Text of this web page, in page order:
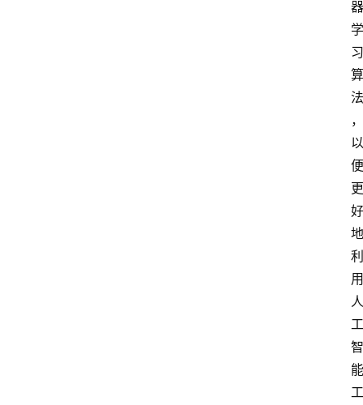
器
学
习
算
法
，
以
便
更
好
地
利
用
人
工
智
能
工